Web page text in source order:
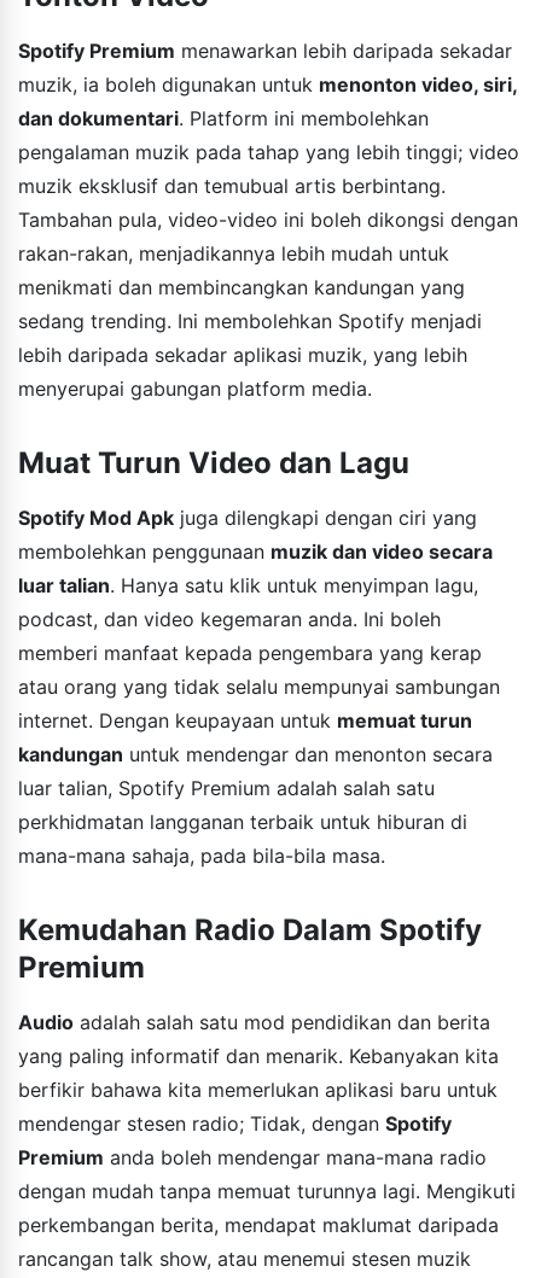
Spotify Premium menawarkan lebih daripada sekadar
muzik, ia boleh digunakan untuk menonton video, siri,
dan dokumentari. Platform ini membolehkan
pengalaman muzik pada tahap yang lebih tinggi; video
muzik eksklusif dan temubual artis berbintang.
Tambahan pula, video-video ini boleh dikongsi dengan
rakan-rakan, menjadikannya lebih mudah untuk
menikmati dan membincangkan kandungan yang
sedang trending. Ini membolehkan Spotify menjadi
lebih daripada sekadar aplikasi muzik, yang lebih
menyerupai gabungan platform media.
Muat Turun Video dan Lagu
Spotify Mod Apk juga dilengkapi dengan ciri yang
membolehkan penggunaan muzik dan video secara
luar talian. Hanya satu klik untuk menyimpan lagu,
podcast, dan video kegemaran anda. Ini boleh
memberi manfaat kepada pengembara yang kerap
atau orang yang tidak selalu mempunyai sambungan
internet. Dengan keupayaan untuk memuat turun
kandungan untuk mendengar dan menonton secara
luar talian, Spotify Premium adalah salah satu
perkhidmatan langganan terbaik untuk hiburan di
mana-mana sahaja, pada bila-bila masa.
Kemudahan Radio Dalam Spotify
Premium
Audio adalah salah satu mod pendidikan dan berita
yang paling informatif dan menarik. Kebanyakan kita
berfikir bahawa kita memerlukan aplikasi baru untuk
mendengar stesen radio; Tidak, dengan Spotify
Premium anda boleh mendengar mana-mana radio
dengan mudah tanpa memuat turunnya lagi. Mengikuti
perkembangan berita, mendapat maklumat daripada
rancangan talk show, atau menemui stesen muzik